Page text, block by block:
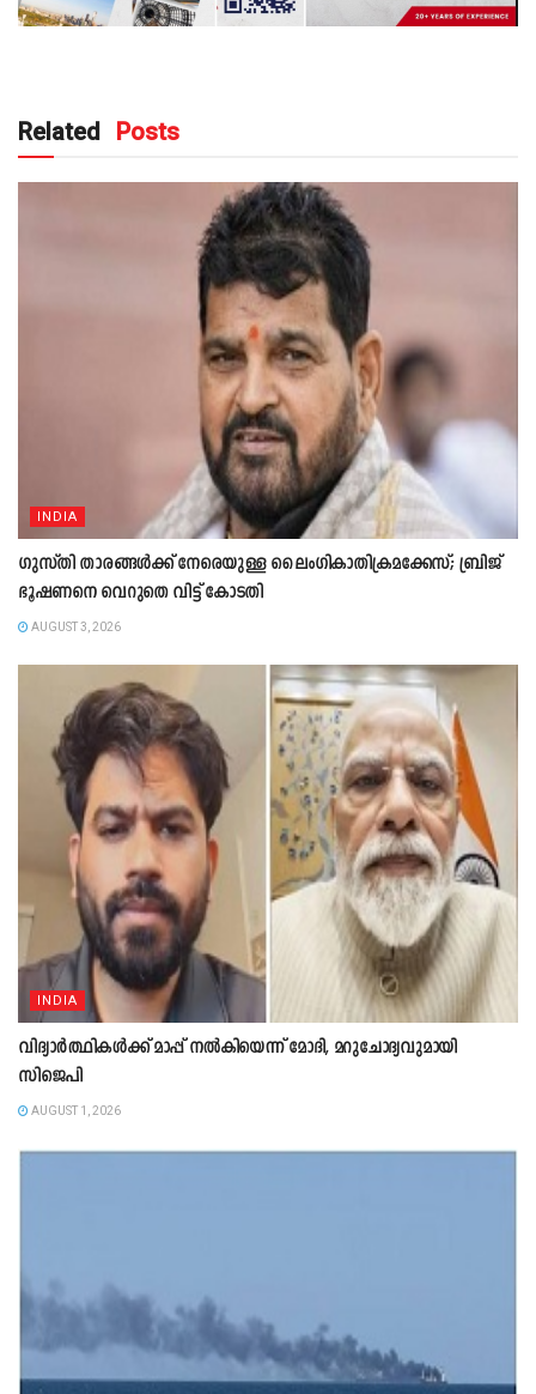
Related Posts
INDIA
ഗുസ്തി താരങ്ങൾക്ക് നേരെയുള്ള ലൈംഗികാതിക്രമക്കേസ്; ബ്രിജ്
ഭൂഷണനെ വെറുതെ വിട്ട് കോടതി
AUGUST 3, 2026
INDIA
വിദ്യാർത്ഥികൾക്ക് മാപ്പ് നൽകിയെന്ന് മോദി, മറുചോദ്യവുമായി
സിജെപി
AUGUST 1, 2026